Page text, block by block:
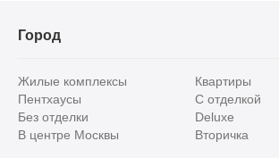
Город
Жилые комплексы
Квартиры
Пентхаусы
С отделкой
Без отделки
Deluxe
В центре Москвы
Вторичка